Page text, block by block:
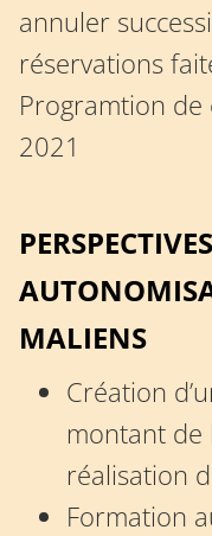
annuler
réservations
Programtion
2021
MALIENS
Création
montant de
réalisation
Formation